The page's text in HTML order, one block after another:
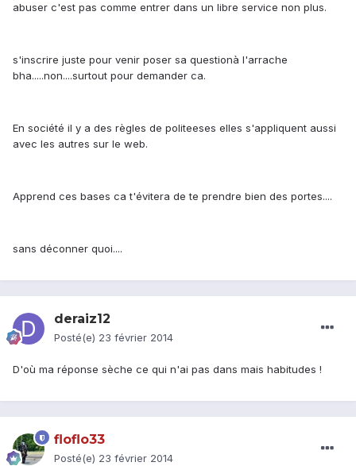
abuser c'est pas comme entrer dans un libre service non plus.
s'inscrire juste pour venir poser sa questionà l'arrache
bha.....non....surtout pour demander ca.
En société il y a des règles de politeeses elles s'appliquent aussi
avec les autres sur le web.
Apprend ces bases ca t'évitera de te prendre bien des portes....
sans déconner quoi....
deraiz12
Posté(e) 23 février 2014
D'où ma réponse sèche ce qui n'ai pas dans mais habitudes !
floflo33
Posté(e) 23 février 2014